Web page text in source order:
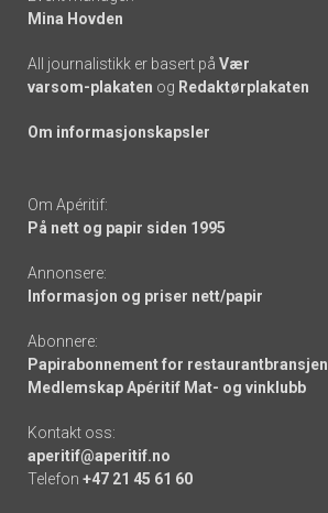
Mina Hovden
All journalistikk er basert på Vær
varsom-plakaten og Redaktørplakaten
Om informasjonskapsler
Om Apéritif:
På nett og papir siden 1995
Annonsere:
Informasjon og priser nett/papir
Abonnere:
Papirabonnement for restaurantbransjen
Medlemskap Apéritif Mat- og vinklubb
Kontakt oss:
aperitif@aperitif.no
Telefon +47 21 45 61 60